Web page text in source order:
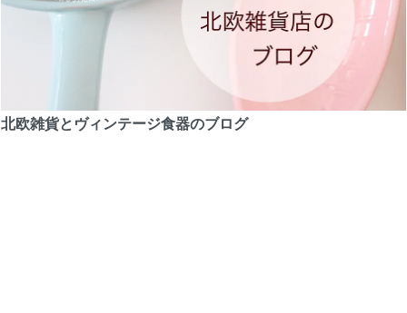
北欧雑貨とヴィンテージ食器のブログ